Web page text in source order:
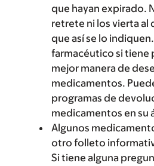
que hayan expirado.
retrete ni los vierta al
que así se lo
farmacéutico si tiene
mejor manera de
medicamentos.
programas de
medicamentos en su
Algunos
otro folleto
Si tiene alguna